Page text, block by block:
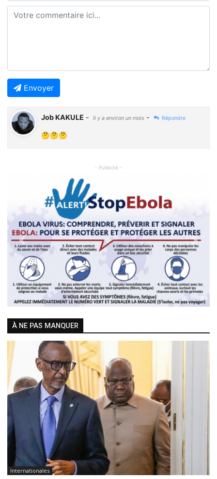
Envoyer
Job KAKULE - Il y a environ un mois - Répondre
🤔🤔🤔
- Publicité -
Previous Next
À NE PAS MANQUER
Internationales